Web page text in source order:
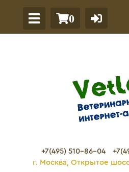
0
+7(495) 510-86-04
г. Москва, Открытое